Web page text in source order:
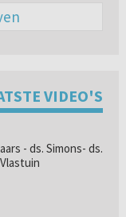
VIDEO'S
- ds. Simons- ds.